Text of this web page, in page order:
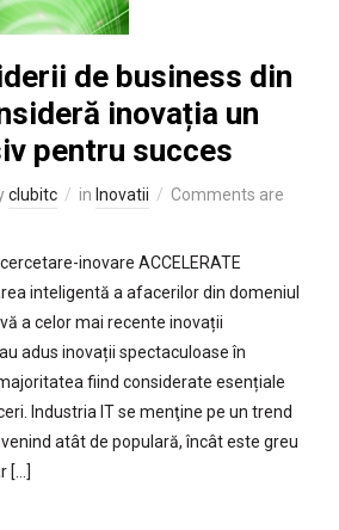
de business din
inovația un
pentru succes
clubitc in Inovatii
Comments are
inovare ACCELERATE
inteligentă a afacerilor din domeniul
a celor mai recente inovații
adus inovații spectaculoase în
fiind considerate esențiale
Industria IT se menţine pe un trend
atât de populară, încât este greu
[…]